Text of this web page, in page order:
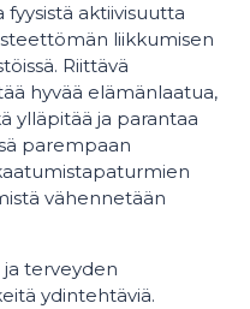
aktiivisuutta
liikkumisen
Riittävä
hyvää elämänlaatua,
ylläpitää ja parantaa
parempaan
vähennetään
ja terveyden
ydintehtäviä.